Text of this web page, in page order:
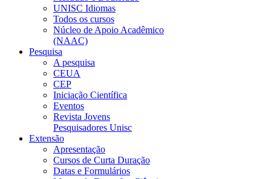
UNISC Idiomas
Todos os cursos
Núcleo de Apoio Acadêmico
(NAAC)
Pesquisa
A pesquisa
CEUA
CEP
Iniciação Científica
Eventos
Revista Jovens
Pesquisadores Unisc
Extensão
Apresentação
Cursos de Curta Duração
Datas e Formulários